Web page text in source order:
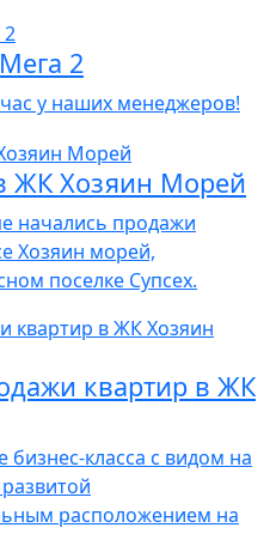
2
у наших менеджеров!
ЖК Хозяин Морей
начались продажи
Хозяин морей,
поселке Супсех.
квартир в ЖК
класса с видом на
расположением на